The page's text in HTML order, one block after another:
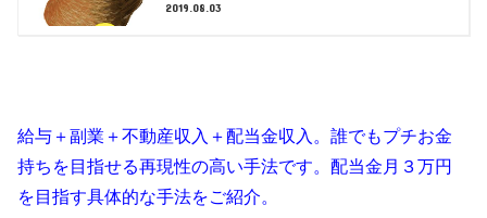
2019.08.03
給与＋副業＋不動産収入＋配当金収入。誰でもプチお金
持ちを目指せる再現性の高い手法です。配当金月３万円
を目指す具体的な手法をご紹介。